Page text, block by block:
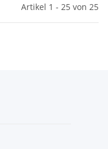
Artikel 1 - 25 von 25